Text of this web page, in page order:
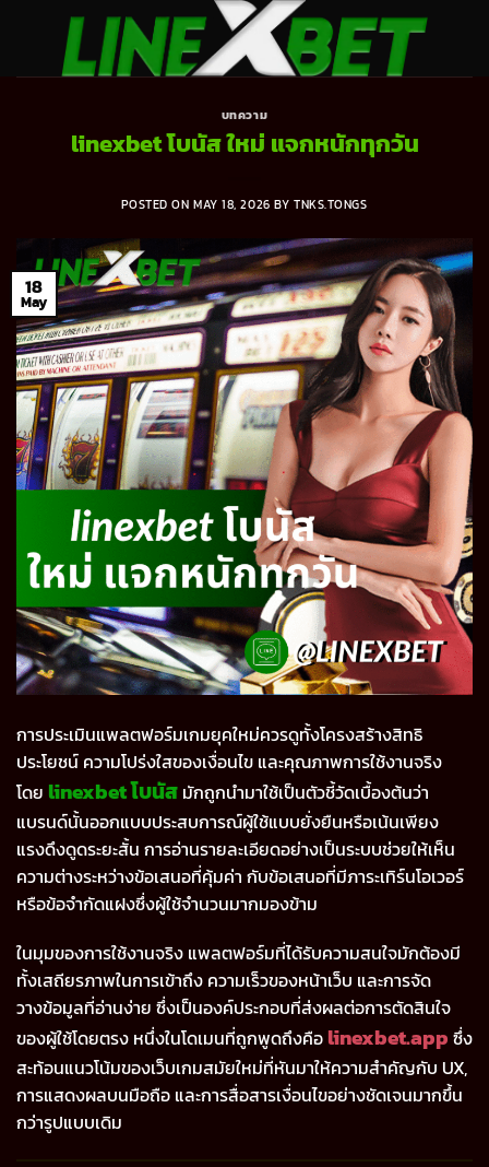
บทความ
linexbet โบนัส ใหม่ แจกหนักทุกวัน
POSTED ON MAY 18, 2026 BY TNKS.TONGS
18
May
การประเมินแพลตฟอร์มเกมยุคใหม่ควรดูทั้งโครงสร้างสิทธิ
ประโยชน์ ความโปร่งใสของเงื่อนไข และคุณภาพการใช้งานจริง
โดย linexbet โบนัส มักถูกนำมาใช้เป็นตัวชี้วัดเบื้องต้นว่า
แบรนด์นั้นออกแบบประสบการณ์ผู้ใช้แบบยั่งยืนหรือเน้นเพียง
แรงดึงดูดระยะสั้น การอ่านรายละเอียดอย่างเป็นระบบช่วยให้เห็น
ความต่างระหว่างข้อเสนอที่คุ้มค่า กับข้อเสนอที่มีภาระเทิร์นโอเวอร์
หรือข้อจำกัดแฝงซึ่งผู้ใช้จำนวนมากมองข้าม
ในมุมของการใช้งานจริง แพลตฟอร์มที่ได้รับความสนใจมักต้องมี
ทั้งเสถียรภาพในการเข้าถึง ความเร็วของหน้าเว็บ และการจัด
วางข้อมูลที่อ่านง่าย ซึ่งเป็นองค์ประกอบที่ส่งผลต่อการตัดสินใจ
ของผู้ใช้โดยตรง หนึ่งในโดเมนที่ถูกพูดถึงคือlinexbet.app ซึ่ง
สะท้อนแนวโน้มของเว็บเกมสมัยใหม่ที่หันมาให้ความสำคัญกับ UX,
การแสดงผลบนมือถือ และการสื่อสารเงื่อนไขอย่างชัดเจนมากขึ้น
กว่ารูปแบบเดิม